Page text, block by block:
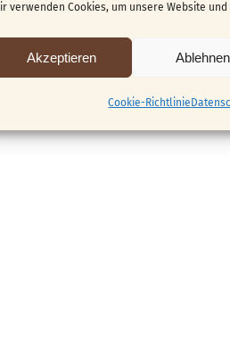
verwenden Cookies, um unsere Website
Akzeptieren Ablehnen
Cookie-Richtlinie
mehr möglich.